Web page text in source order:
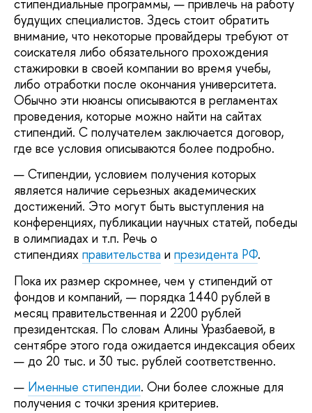
стипендиальные программы, — привлечь на работу
будущих специалистов. Здесь стоит обратить
внимание, что некоторые провайдеры требуют от
соискателя либо обязательного прохождения
стажировки в своей компании во время учебы,
либо отработки после окончания университета.
Обычно эти нюансы описываются в регламентах
проведения, которые можно найти на сайтах
стипендий. С получателем заключается договор,
где все условия описываются более подробно.
Стипендии, условием получения которых
является наличие серьезных академических
достижений. Это могут быть выступления на
конференциях, публикации научных статей, победы
в олимпиадах и т.п. Речь о
стипендиях правительства и президента РФ.
Пока их размер скромнее, чем у стипендий от
фондов и компаний, — порядка 1440 рублей в
месяц правительственная и 2200 рублей
президентская. По словам Алины Уразбаевой, в
сентябре этого года ожидается индексация обеих
— до 20 тыс. и 30 тыс. рублей соответственно.
Именные стипендии. Они более сложные для
получения с точки зрения критериев.